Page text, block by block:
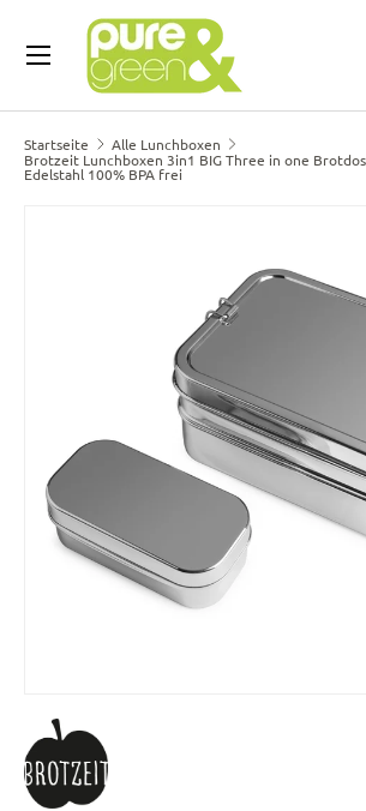
Direkt zum Inhalt
Suchen
Art
Menü
Startseite
Alle Lunchboxen
Brotzeit Lunchboxen 3in1 BIG Three in one
Edelstahl 100% BPA frei